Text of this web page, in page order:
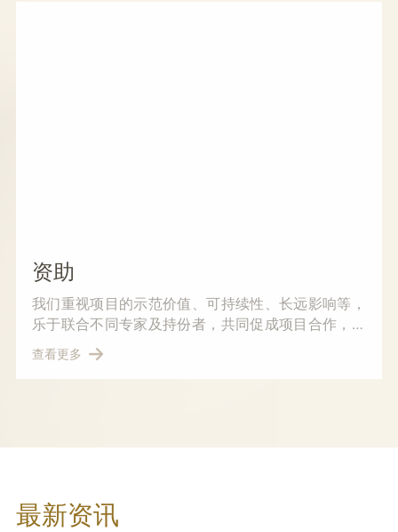
资助
我们重视项目的示范价值、可持续性、长远影响等，
乐于联合不同专家及持份者，共同促成项目合作，达
成更广泛的成果影响力。
查看更多
最新资讯​